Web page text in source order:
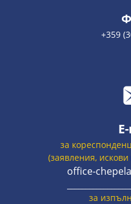
+359
за
(заявления,
office-
за